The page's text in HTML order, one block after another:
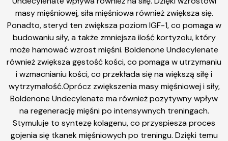
masy mięśniowej, siła mięśniowa również zwiększa się.
Ponadto, steryd ten zwiększa poziom IGF-1, co pomaga w
budowaniu siły, a także zmniejsza ilość kortyzolu, który
może hamować wzrost mięśni. Boldenone Undecylenate
również zwiększa gęstość kości, co pomaga w utrzymaniu
i wzmacnianiu kości, co przekłada się na większą siłę i
wytrzymałość.Oprócz zwiększenia masy mięśniowej i siły,
Boldenone Undecylenate ma również pozytywny wpływ
na regenerację mięśni po intensywnych treningach.
Stymuluje to syntezę kolagenu, co przyspiesza proces
gojenia się tkanek mięśniowych po treningu. Dzięki temu